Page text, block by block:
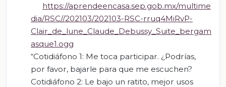
https://aprendeencasa.sep.gob.mx/multime
dia/RSC//202103/202103-RSC-rruq4MiRvP-
Clair_de_lune_Claude_Debussy_Suite_bergam
asque1.ogg
“Cotidiáfono 1: Me toca participar. ¿Podrías,
por favor, bajarle para que me escuchen?
Cotidiáfono 2: Le bajo un ratito, mejor usos